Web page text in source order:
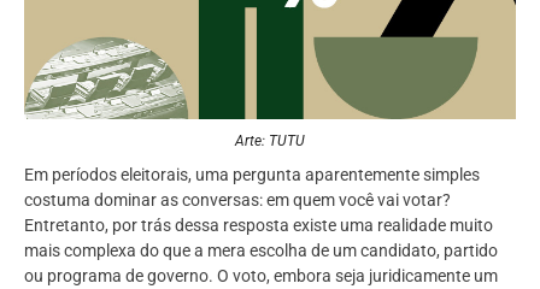
Arte: TUTU
Em períodos eleitorais, uma pergunta aparentemente simples
costuma dominar as conversas: em quem você vai votar?
Entretanto, por trás dessa resposta existe uma realidade muito
mais complexa do que a mera escolha de um candidato, partido
ou programa de governo. O voto, embora seja juridicamente um